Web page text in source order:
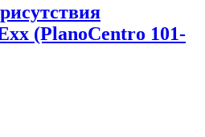
(PlanoCentro 101-